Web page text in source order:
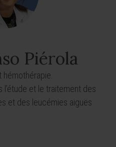
Piérola
et le traitement des
et des leucémies aiguës